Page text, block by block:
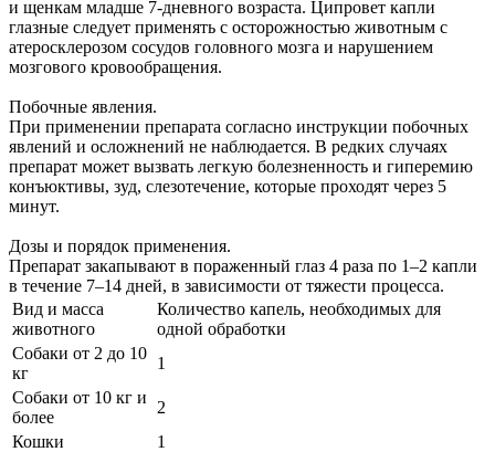
и щенкам младше 7-дневного возраста. Ципровет капли
глазные следует применять с осторожностью животным с
атеросклерозом сосудов головного мозга и нарушением
мозгового кровообращения.
Побочные явления.
При применении препарата согласно инструкции побочных
явлений и осложнений не наблюдается. В редких случаях
препарат может вызвать легкую болезненность и гиперемию
конъюктивы, зуд, слезотечение, которые проходят через 5
минут.
Дозы и порядок применения.
Препарат закапывают в пораженный глаз 4 раза по 1–2 капли
в течение 7–14 дней, в зависимости от тяжести процесса.
Вид и масса
животного
Количество капель, необходимых для
одной обработки
Собаки от 2 до 10
кг
1
Собаки от 10 кг и
более
2
Кошки
1